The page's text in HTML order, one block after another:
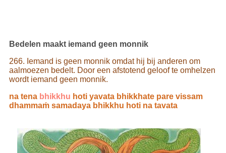
Bedelen maakt iemand geen monnik
266. Iemand is geen monnik omdat hij bij anderen om
aalmoezen bedelt. Door een afstotend geloof te omhelzen
wordt iemand geen monnik.
na tena bhikkhu hoti yavata bhikkhate pare vissam
dhammaṁ samadaya bhikkhu hoti na tavata